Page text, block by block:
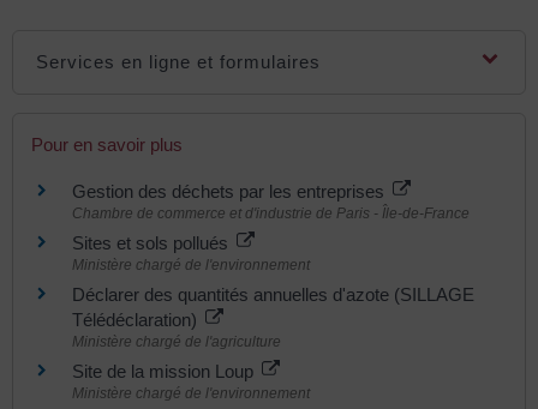
Services en ligne et formulaires
Pour en savoir plus
Gestion des déchets par les entreprises
Chambre de commerce et d'industrie de Paris - Île-de-France
Sites et sols pollués
Ministère chargé de l'environnement
Déclarer des quantités annuelles d'azote (SILLAGE
Télédéclaration)
Ministère chargé de l'agriculture
Site de la mission Loup
Ministère chargé de l'environnement